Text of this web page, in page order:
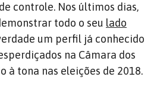
controle. Nos últimos dias,
todo o seu lado
um perfil já conhecido
na Câmara dos
à tona nas eleições de 2018.